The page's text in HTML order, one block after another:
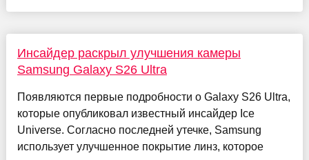
Инсайдер раскрыл улучшения камеры
Samsung Galaxy S26 Ultra
Появляются первые подробности о Galaxy S26 Ultra,
которые опубликовал известный инсайдер Ice
Universe. Согласно последней утечке, Samsung
использует улучшенное покрытие линз, которое